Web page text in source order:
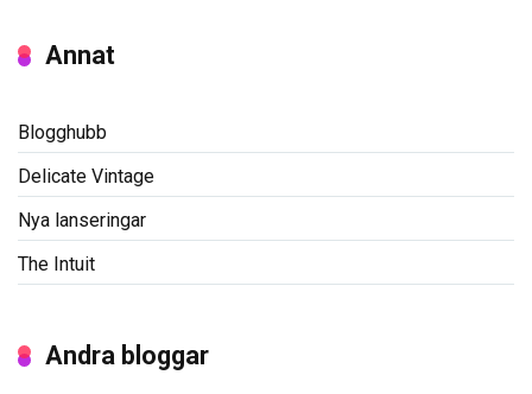
Annat
Blogghubb
Delicate Vintage
Nya lanseringar
The Intuit
Andra bloggar